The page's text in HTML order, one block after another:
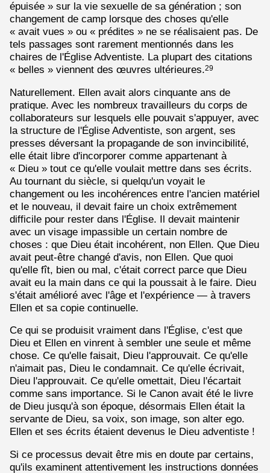
épuisée » sur la vie sexuelle de sa génération ; son
changement de camp lorsque des choses qu'elle
« avait vues » ou « prédites » ne se réalisaient pas. De
tels passages sont rarement mentionnés dans les
chaires de l'Église Adventiste. La plupart des citations
« belles » viennent des œuvres ultérieures.29
Naturellement. Ellen avait alors cinquante ans de
pratique. Avec les nombreux travailleurs du corps de
collaborateurs sur lesquels elle pouvait s'appuyer, avec
la structure de l'Église Adventiste, son argent, ses
presses déversant la propagande de son invincibilité,
elle était libre d'incorporer comme appartenant à
« Dieu » tout ce qu'elle voulait mettre dans ses écrits.
Au tournant du siècle, si quelqu'un voyait le
changement ou les incohérences entre l'ancien matériel
et le nouveau, il devait faire un choix extrêmement
difficile pour rester dans l'Église. Il devait maintenir
avec un visage impassible un certain nombre de
choses : que Dieu était incohérent, non Ellen. Que Dieu
avait peut-être changé d'avis, non Ellen. Que quoi
qu'elle fît, bien ou mal, c'était correct parce que Dieu
avait eu la main dans ce qui la poussait à le faire. Dieu
s'était amélioré avec l'âge et l'expérience — à travers
Ellen et sa copie continuelle.
Ce qui se produisit vraiment dans l'Église, c'est que
Dieu et Ellen en vinrent à sembler une seule et même
chose. Ce qu'elle faisait, Dieu l'approuvait. Ce qu'elle
n'aimait pas, Dieu le condamnait. Ce qu'elle écrivait,
Dieu l'approuvait. Ce qu'elle omettait, Dieu l'écartait
comme sans importance. Si le Canon avait été le livre
de Dieu jusqu'à son époque, désormais Ellen était la
servante de Dieu, sa voix, son image, son alter ego.
Ellen et ses écrits étaient devenus le Dieu adventiste !
Si ce processus devait être mis en doute par certains,
qu'ils examinent attentivement les instructions données